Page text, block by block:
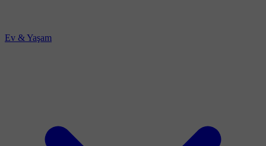
Ev & Yaşam